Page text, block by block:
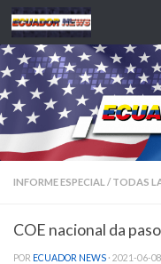
Saltar al contenido
INFORME ESPECIAL / TODAS
COE nacional da
POR ECUADOR NEWS · 2021-06-08